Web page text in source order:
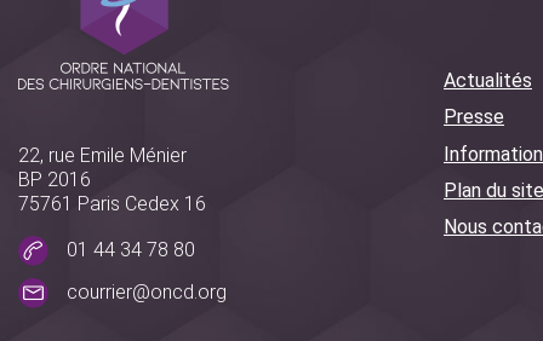
22, rue Emile Ménier
BP 2016
75761 Paris Cedex 16
01 44 34 78 80
courrier@oncd.org
Actualités
Presse
Plan du site
Nous